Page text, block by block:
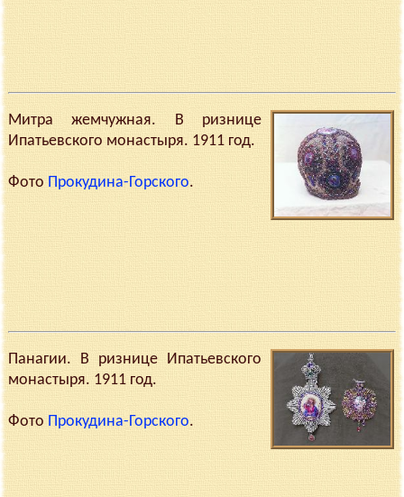
Митра жемчужная. В ризнице
Ипатьевского монастыря. 1911 год.
Фото Прокудина-Горского.
Панагии. В ризнице Ипатьевского
монастыря. 1911 год.
Фото Прокудина-Горского.